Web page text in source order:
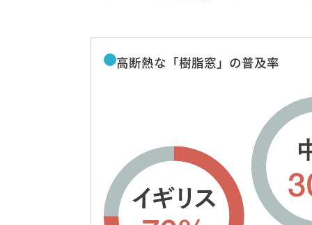
高断熱な「樹脂窓」の普及率